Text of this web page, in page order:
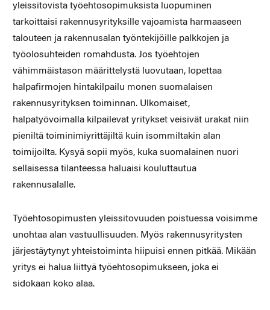
yleissitovista työehtosopimuksista luopuminen
tarkoittaisi rakennusyrityksille vajoamista harmaaseen
talouteen ja rakennusalan työntekijöille palkkojen ja
työolosuhteiden romahdusta. Jos työehtojen
vähimmäistason määrittelystä luovutaan, lopettaa
halpafirmojen hintakilpailu monen suomalaisen
rakennusyrityksen toiminnan. Ulkomaiset,
halpatyövoimalla kilpailevat yritykset veisivät urakat niin
pieniltä toiminimiyrittäjiltä kuin isommiltakin alan
toimijoilta. Kysyä sopii myös, kuka suomalainen nuori
sellaisessa tilanteessa haluaisi kouluttautua
rakennusalalle.
Työehtosopimusten yleissitovuuden poistuessa voisimme
unohtaa alan vastuullisuuden. Myös rakennusyritysten
järjestäytynyt yhteistoiminta hiipuisi ennen pitkää. Mikään
yritys ei halua liittyä työehtosopimukseen, joka ei
sidokaan koko alaa.